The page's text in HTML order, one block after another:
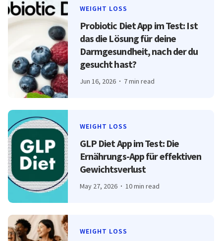
WEIGHT LOSS
Probiotic Diet App im Test: Ist
das die Lösung für deine
Darmgesundheit, nach der du
gesucht hast?
Jun 16, 2026 7 min read
WEIGHT LOSS
GLP Diet App im Test: Die
Ernährungs-App für effektiven
Gewichtsverlust
May 27, 2026 10 min read
WEIGHT LOSS